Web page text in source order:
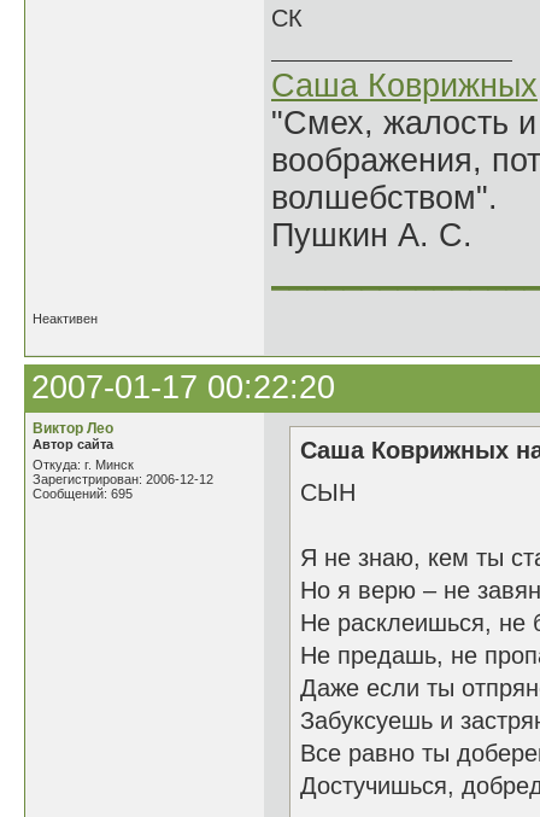
СК
Саша Коврижных
"Смех, жалость
воображения,
волшебством".
Пушкин А. С.
Неактивен
2007-01-17 00:22:20
Виктор Лео
Автор сайта
Откуда: г. Минск
Зарегистрирован: 2006-12-12
Сообщений: 695
Саша Коврижных
СЫН
Я не знаю, кем ты
Но я верю – не
Не расклеишься, не
Не предашь, не
Даже если ты
Забуксуешь и
Все равно ты
Достучишься,